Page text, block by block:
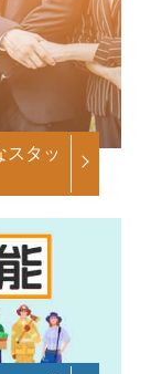
スタッ